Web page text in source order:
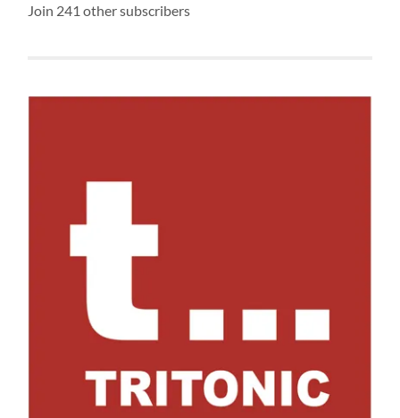
Join 241 other subscribers